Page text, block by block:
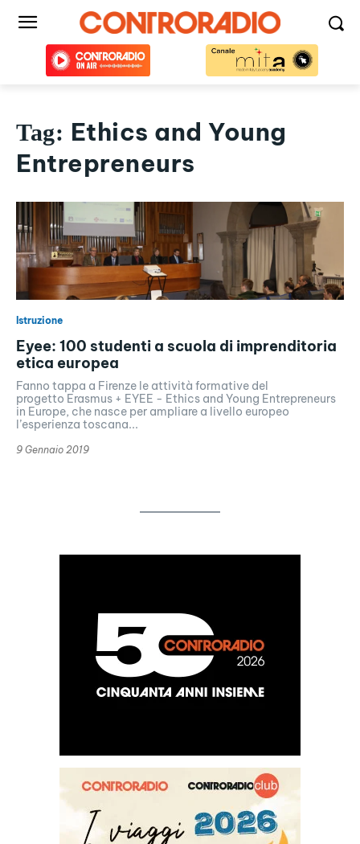
Tag: Ethics and Young
Entrepreneurs
Istruzione
Eyee: 100 studenti a scuola di imprenditoria
etica europea
Fanno tappa a Firenze le attività formative del
progetto Erasmus + EYEE - Ethics and Young Entrepreneurs
in Europe, che nasce per ampliare a livello europeo
l’esperienza toscana...
9 Gennaio 2019